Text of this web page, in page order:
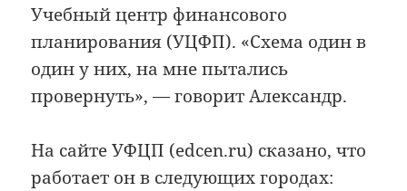
Учебный центр финансового
планирования (УЦФП). «Схема один в
один у них, на мне пытались
провернуть», — говорит Александр.
На сайте УФЦП (edcen.ru) сказано, что
работает он в следующих городах: